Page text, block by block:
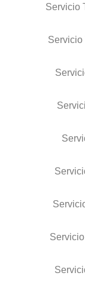
Servicio
Servicio